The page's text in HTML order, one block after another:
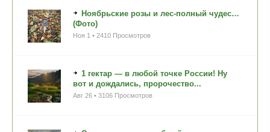
Ноябрьские розы и лес-полный чудес…
(Фото)
Ноя 1 • 2410 Просмотров
1 гектар — в любой точке России! Ну
вот и дождались, пророчество...
Авг 26 • 3106 Просмотров